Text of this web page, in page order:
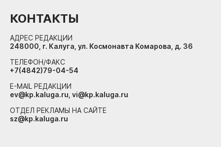
КОНТАКТЫ
АДРЕС РЕДАКЦИИ
248000, г. Калуга, ул. Космонавта Комарова, д. 36
ТЕЛЕФОН/ФАКС
+7(4842)79-04-54
E-MAIL РЕДАКЦИИ
ev@kp.kaluga.ru, vi@kp.kaluga.ru
ОТДЕЛ РЕКЛАМЫ НА САЙТЕ
sz@kp.kaluga.ru